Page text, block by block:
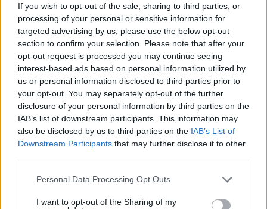
If you wish to opt-out of the sale, sharing to third parties, or
processing of your personal or sensitive information for
targeted advertising by us, please use the below opt-out
section to confirm your selection. Please note that after your
opt-out request is processed you may continue seeing
interest-based ads based on personal information utilized by
us or personal information disclosed to third parties prior to
your opt-out. You may separately opt-out of the further
disclosure of your personal information by third parties on the
IAB’s list of downstream participants. This information may
also be disclosed by us to third parties on the IAB’s List of
Downstream Participants that may further disclose it to other
Please note that this website/app uses one or more Google
not limited to your visit or usage behaviour. You may click to
Personal Data Processing Opt Outs
I want to opt-out of the Sharing of my
Το νέο... καλοκαιρινό κόλπο που κάνουν οι